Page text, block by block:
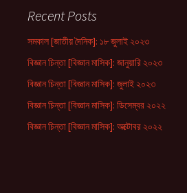
Recent Posts
সমকাল [জাতীয় দৈনিক]: ১৮ জুলাই ২০২৩
বিজ্ঞান চিন্তা [বিজ্ঞান মাসিক]: জানুয়ারি ২০২৩
বিজ্ঞান চিন্তা [বিজ্ঞান মাসিক]: জুলাই ২০২৩
বিজ্ঞান চিন্তা [বিজ্ঞান মাসিক]: ডিসেম্বর ২০২২
বিজ্ঞান চিন্তা [বিজ্ঞান মাসিক]: অক্টোবর ২০২২